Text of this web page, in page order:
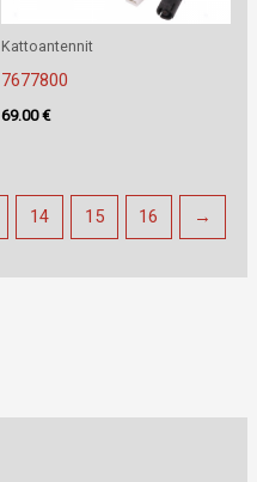
Kattoantennit
7677800
69.00€
14 15 16 →